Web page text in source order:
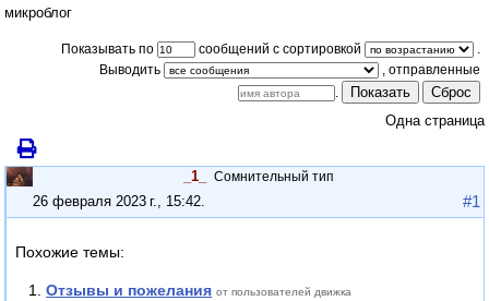
микроблог
Показывать по сообщений с сортировкой
Выводить
Показать
Сброс
Одна страница
_1_ Сомнительный тип
26 февраля 2023 г., 15:42 #1
Похожие темы:
Отзывы и пожелания от пользователей движка